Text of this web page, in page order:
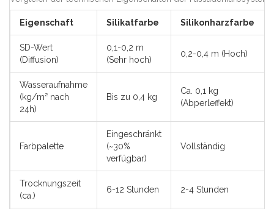
Eigenschaft Silikatfarbe Silikonharzfarbe
SD-Wert
(Diffusion)
0,1-0,2 m
(Sehr hoch)
0,2-0,4 m (Hoch)
Wasseraufnahme
(kg/m² nach
24h)
Bis zu 0,4 kg
Ca. 0,1 kg
(Abperleffekt)
Farbpalette
Eingeschränkt
(~30%
verfügbar)
Vollständig
Trocknungszeit
(ca.)
6-12 Stunden 2-4 Stunden